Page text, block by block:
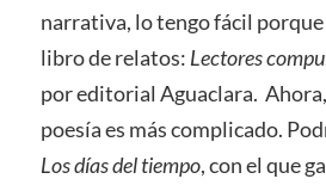
narrativa, lo tengo fácil
libro de relatos: Lectores
por editorial Aguaclara.
poesía es más complicado.
Los días del tiempo, con el que